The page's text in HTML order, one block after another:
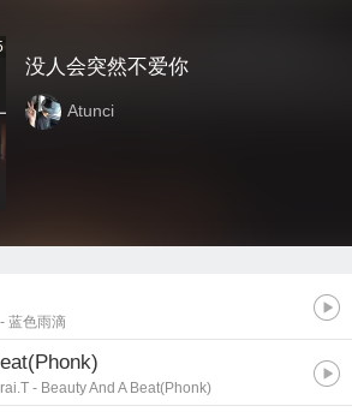
没人会突然不爱你
Atunci
- 蓝色雨滴
- Beauty And A Beat(Phonk)